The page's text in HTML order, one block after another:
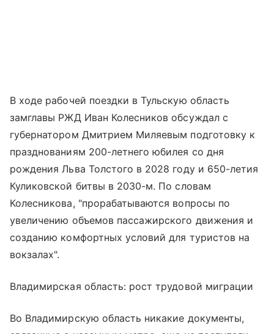
В ходе рабочей поездки в Тульскую область
замглавы РЖД Иван Колесников обсуждал с
губернатором Дмитрием Миляевым подготовку к
празднованиям 200-летнего юбилея со дня
рождения Льва Толстого в 2028 году и 650-летия
Куликовской битвы в 2030-м. По словам
Колесникова, "прорабатываются вопросы по
увеличению объемов пассажирского движения и
созданию комфортных условий для туристов на
вокзалах".
Владимирская область: рост трудовой миграции
Во Владимирскую область никакие документы,